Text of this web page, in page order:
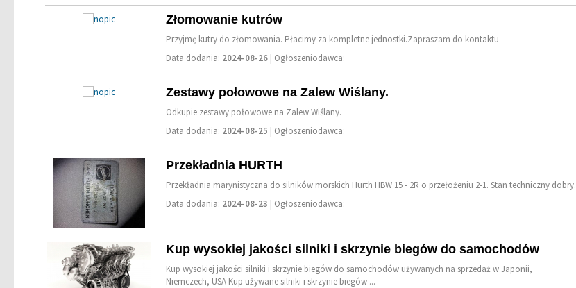
Złomowanie kutrów
Przyjmę kutry do złomowania. Płacimy za kompletne jednostki.Zapraszam do kontaktu
Data dodania: 2024-08-26 | Ogłoszeniodawca:
Zestawy połowowe na Zalew Wiślany.
Odkupie zestawy połowowe na Zalew Wiślany.
Data dodania: 2024-08-25 | Ogłoszeniodawca:
Przekładnia HURTH
Przekładnia marynistyczna do silników morskich Hurth HBW 15 - 2R o przełożeniu 2-1. Stan techniczny dobry.
Data dodania: 2024-08-23 | Ogłoszeniodawca:
Kup wysokiej jakości silniki i skrzynie biegów do samochodów
Kup wysokiej jakości silniki i skrzynie biegów do samochodów używanych na sprzedaż w Japonii,
Niemczech, USA Kup używane silniki i skrzynie biegów ...